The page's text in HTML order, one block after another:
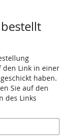
den Link in einer
haben.
Sie auf den
des Links